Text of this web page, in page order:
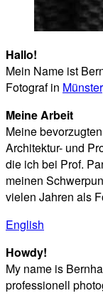
Hallo!
Mein Name ist
Fotograf in Münster
Meine Arbeit
Meine
Architektur- und
die ich bei Prof.
meinen
vielen Jahren als
English
Howdy!
My name is
professionell